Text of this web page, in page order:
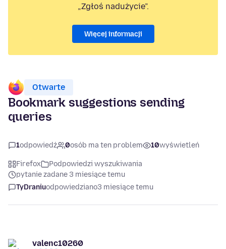
„Zgłoś nadużycie”.
Więcej informacji
Otwarte
Bookmark suggestions sending
queries
1odpowiedź 0osób ma ten problem 10wyświetleń
Firefox
Podpowiedzi wyszukiwania
pytanie zadane 3 miesiące temu
TyDraniuodpowiedziano3 miesiące temu
valenc10260